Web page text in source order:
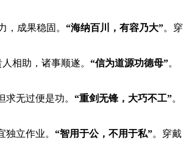
，成果稳固。 “海纳百川，有容乃大”。穿
相助，诸事顺遂。 “信为道源功德母”。
无过便是功。 “重剑无锋，大巧不工”。
立作业。 “智用于公，不用于私”。穿戴